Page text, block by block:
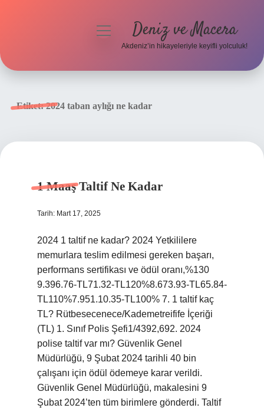
menüyü Deniz ve Macera
Akdeniz’in hikayeleriyle keyifli yolculuk!
Etiket:2024 taban aylığı ne kadar
1 Maaş Taltif Ne Kadar
Tarih: Mart 17, 2025
2024 1 taltif ne kadar? 2024 Yetkililere
memurlara teslim edilmesi gereken başarı,
performans sertifikası ve ödül oranı,%130
9.396.76-TL71.32-TL120%8.673.93-TL65.84-
TL110%7.951.10.35-TL100% 7. 1 taltif kaç
TL? Rütbesecenece/Kademetreifife İçeriği
(TL) 1. Sınıf Polis Şefi1/4392,692. 2024
polise taltif var mı? Güvenlik Genel
Müdürlüğü, 9 Şubat 2024 tarihli 40 bin
çalışanı için ödül ödemeye karar verildi.
Güvenlik Genel Müdürlüğü, makalesini 9
Şubat 2024’ten tüm birimlere gönderdi. Taltif